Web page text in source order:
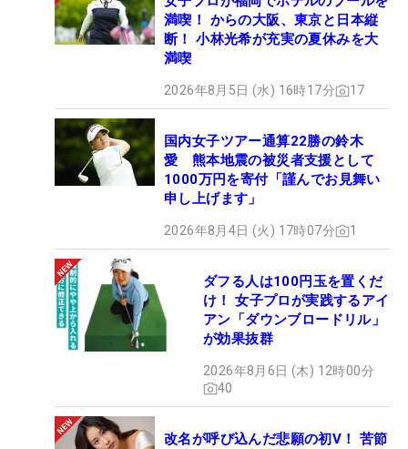
満喫！ からの大阪、東京と日本縦
断！ 小林光希が充実の夏休みを大
満喫
2026年8月5日 (水) 16時17分 17
国内女子ツアー通算22勝の鈴木
愛 熊本地震の被災者支援として
1000万円を寄付「謹んでお見舞い
申し上げます」
2026年8月4日 (火) 17時07分 1
ダフる人は100円玉を置くだ
け！ 女子プロが実践するアイ
アン「ダウンブロードリル」
が効果抜群
2026年8月6日 (木) 12時00分
40
改名が呼び込んだ悲願の初V！ 苦節